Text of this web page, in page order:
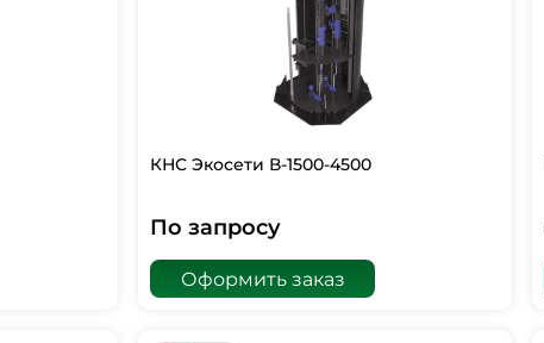
КНС Экосети В-1500-4500
По запросу
Оформить заказ